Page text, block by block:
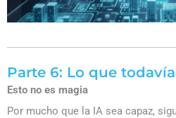
Parte 6: Lo que
Esto no es magia
Por mucho que la IA sea capaz,